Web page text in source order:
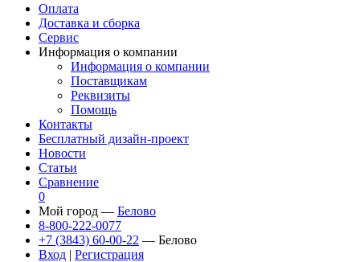
Оплата
Доставка и сборка
Сервис
Информация о компании
Информация о компании
Поставщикам
Реквизиты
Помощь
Контакты
Бесплатный дизайн-проект
Новости
Статьи
Сравнение
0
Мой город — Белово
8-800-222-0077
+7 (3843) 60-00-22 — Белово
Вход | Регистрация